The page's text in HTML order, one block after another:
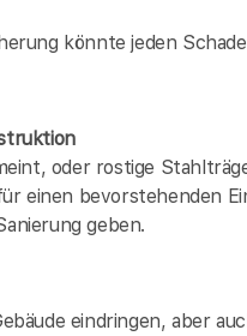
könnte jeden
oder rostige
einen bevorstehenden
geben.
eindringen, aber